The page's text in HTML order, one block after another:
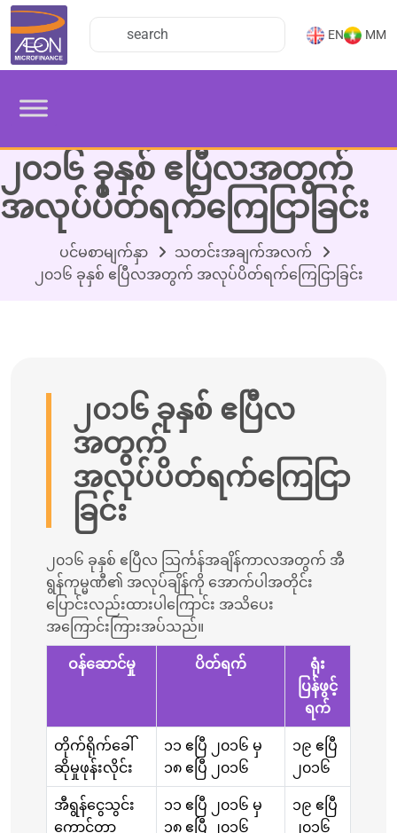
EN MM
၂၀၁၆ ခုနှစ် ဧပြီလအတွက်
အလုပ်ပိတ်ရက်ကြေငြာခြင်း
ပင်မစာမျက်နှာ
သတင်းအချက်အလက်
၂၀၁၆ ခုနှစ် ဧပြီလအတွက် အလုပ်ပိတ်ရက်ကြေငြာခြင်း
၂၀၁၆ ခုနှစ် ဧပြီလ
အတွက်
အလုပ်ပိတ်ရက်ကြေငြာ
ခြင်း
၂၀၁၆ ခုနှစ် ဧပြီလ သြင်္ကန်အချိန်ကာလအတွက် အီ
ရွန်ကုမ္မဏီ၏ အလုပ်ချိန်ကို အောက်ပါအတိုင်း
ပြောင်းလည်းထားပါကြောင်း အသိပေး
အကြောင်းကြားအပ်သည်။
ဝန်ဆောင်မှု ပိတ်ရက်
ရုံး
ပြန်ဖွင့်
ရက်
တိုက်ရိုက်ခေါ်
ဆိုမှုဖုန်းလိုင်း
၁၁ ဧပြီ ၂၀၁၆ မှ
၁၈ ဧပြီ ၂၀၁၆
၁၉ ဧပြီ
၂၀၁၆
အီရွန်ငွေသွင်း
ကောင်တာ
၁၁ ဧပြီ ၂၀၁၆ မှ
၁၈ ဧပြီ ၂၀၁၆
၁၉ ဧပြီ
၂၀၁၆